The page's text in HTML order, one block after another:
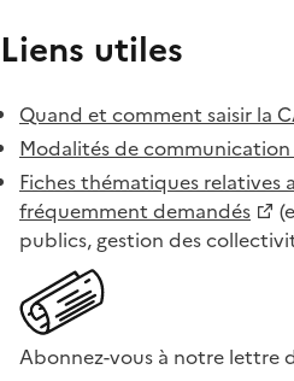
Liens utiles
Quand et comment saisir la
Modalités de
Fiches thématiques relatives
fréquemment demandés
publics, gestion des
Abonnez-vous à notre lettre